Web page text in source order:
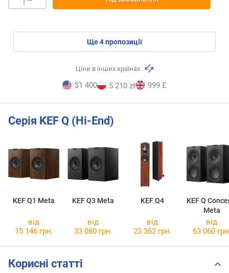
ще4пропозиції
Ціни в інших країнах
$1 400 5 210 zł 999 £
Серія KEF Q (Hi-End)
KEF Q1 Meta KEF Q3 Meta KEF Q4
KEF Q
Meta
від
15 146 грн.
від
33 080 грн.
від
23 362 грн.
від
63 060
Корисні статті